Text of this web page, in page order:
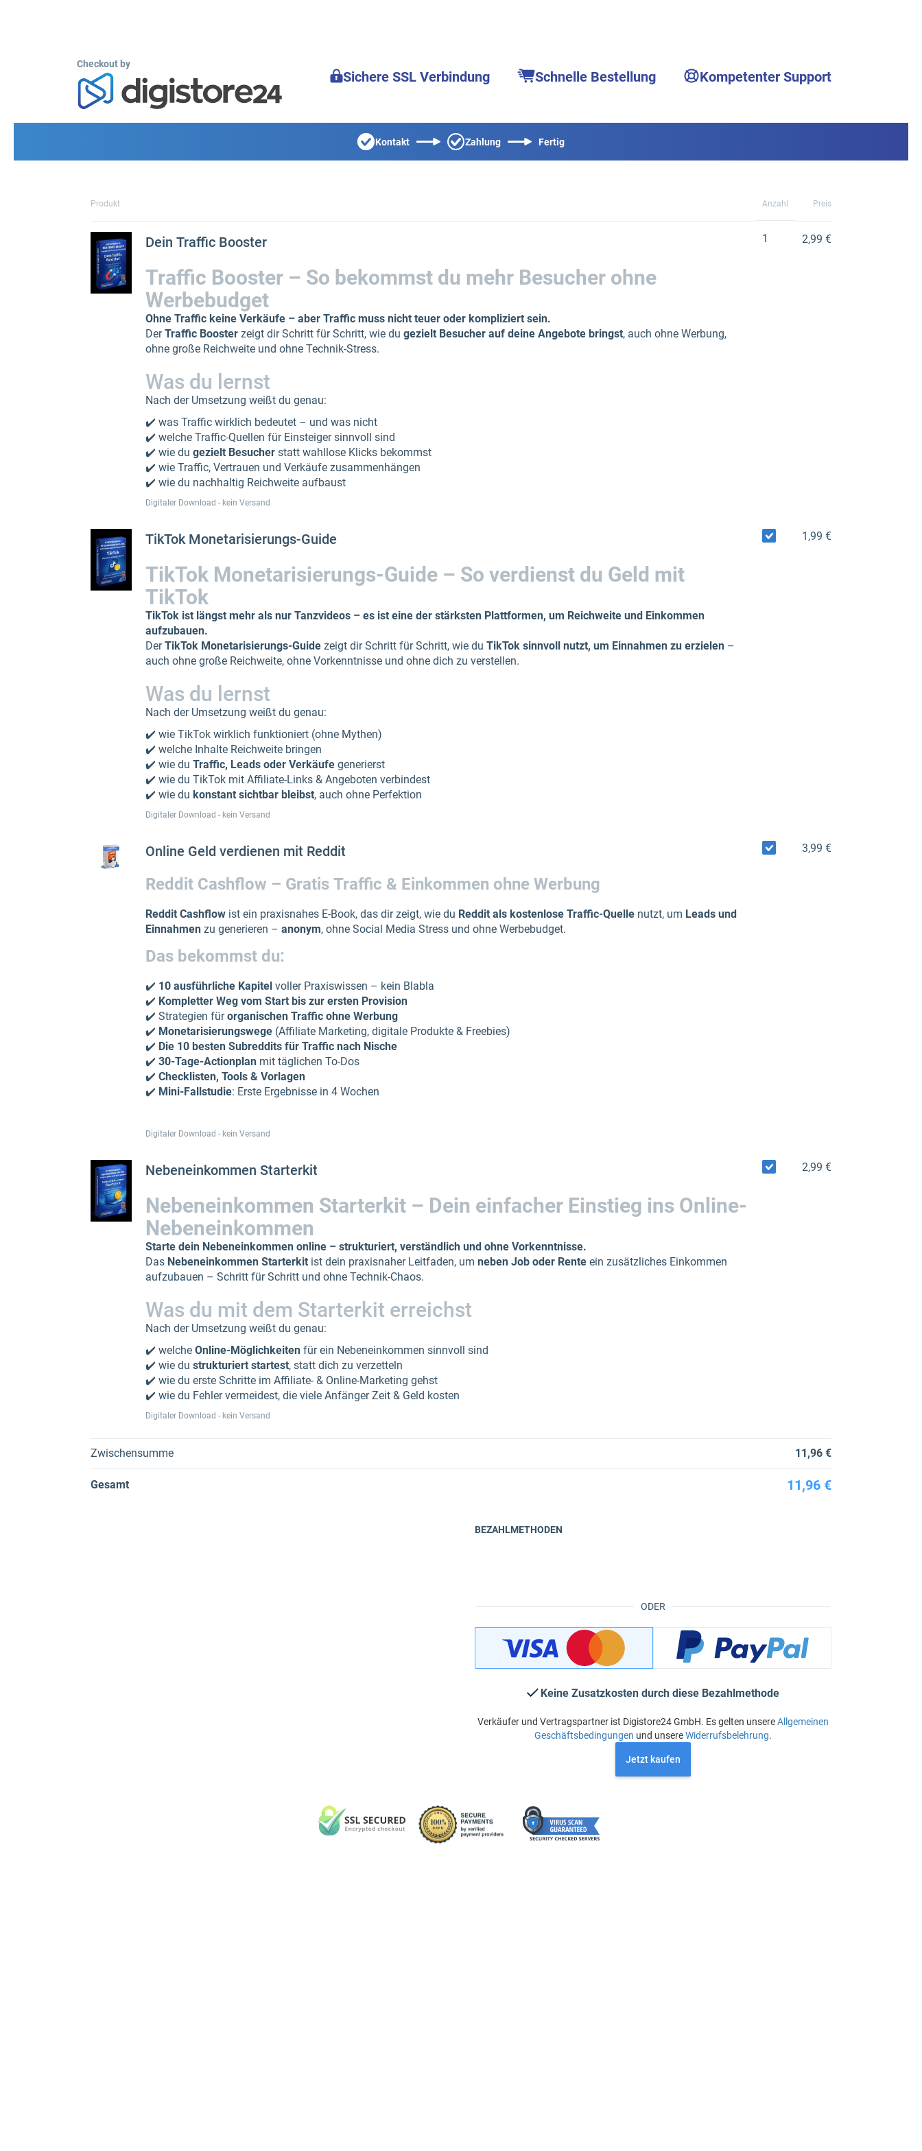
Checkout by
Sichere SSL Verbindung Schnelle Bestellung Kompetenter Support
Kontakt Zahlung Fertig
Produkt Anzahl Preis
Dein Traffic Booster
Traffic Booster – So bekommst du mehr Besucher ohne
Werbebudget
Ohne Traffic keine Verkäufe – aber Traffic muss nicht teuer oder kompliziert sein.
DerTraffic Booster zeigt dir Schritt für Schritt, wie du gezielt Besucher auf deine Angebote bringst, auch ohne Werbung,
ohne große Reichweite und ohne Technik-Stress.
Was du lernst
Nach der Umsetzung weißt du genau:
✔️ was Traffic wirklich bedeutet – und was nicht
✔️ welche Traffic-Quellen für Einsteiger sinnvoll sind
✔️ wie du gezielt Besucher statt wahllose Klicks bekommst
✔️ wie Traffic, Vertrauen und Verkäufe zusammenhängen
✔️ wie du nachhaltig Reichweite aufbaust
Digitaler Download - kein Versand
1 2,99 €
TikTok Monetarisierungs-Guide
TikTok Monetarisierungs-Guide – So verdienst du Geld mit
TikTok
TikTok ist längst mehr als nur Tanzvideos – es ist eine der stärksten Plattformen, um Reichweite und Einkommen
aufzubauen.
DerTikTok Monetarisierungs-Guide zeigt dir Schritt für Schritt, wie du TikTok sinnvoll nutzt, um Einnahmen zu erzielen –
auch ohne große Reichweite, ohne Vorkenntnisse und ohne dich zu verstellen.
Was du lernst
Nach der Umsetzung weißt du genau:
✔️ wie TikTok wirklich funktioniert (ohne Mythen)
✔️ welche Inhalte Reichweite bringen
✔️ wie du Traffic, Leads oder Verkäufe generierst
✔️ wie du TikTok mit Affiliate-Links & Angeboten verbindest
✔️ wie du konstant sichtbar bleibst, auch ohne Perfektion
Digitaler Download - kein Versand
1,99 €
Online Geld verdienen mit Reddit
Reddit Cashflow – Gratis Traffic & Einkommen ohne Werbung
Reddit Cashflow ist ein praxisnahes E-Book, das dir zeigt, wie du Reddit als kostenlose Traffic-Quelle nutzt, um Leads und
Einnahmen zu generieren – anonym, ohne Social Media Stress und ohne Werbebudget.
Das bekommst du:
✔️ 10 ausführliche Kapitel voller Praxiswissen – kein Blabla
✔️ Kompletter Weg vom Start bis zur ersten Provision
✔️ Strategien fürorganischen Traffic ohne Werbung
✔️ Monetarisierungswege (Affiliate Marketing, digitale Produkte & Freebies)
✔️ Die 10 besten Subreddits für Traffic nach Nische
✔️ 30-Tage-Actionplan mit täglichen To-Dos
✔️ Checklisten, Tools & Vorlagen
✔️ Mini-Fallstudie: Erste Ergebnisse in 4 Wochen
Digitaler Download - kein Versand
3,99 €
Nebeneinkommen Starterkit
Nebeneinkommen Starterkit – Dein einfacher Einstieg ins Online-
Nebeneinkommen
Starte dein Nebeneinkommen online – strukturiert, verständlich und ohne Vorkenntnisse.
Das Nebeneinkommen Starterkit ist dein praxisnaher Leitfaden, um neben Job oder Rente ein zusätzliches Einkommen
aufzubauen – Schritt für Schritt und ohne Technik-Chaos.
Was du mit dem Starterkit erreichst
Nach der Umsetzung weißt du genau:
✔️ welche Online-Möglichkeiten für ein Nebeneinkommen sinnvoll sind
✔️ wie du strukturiert startest, statt dich zu verzetteln
✔️ wie du erste Schritte im Affiliate- & Online-Marketing gehst
✔️ wie du Fehler vermeidest, die viele Anfänger Zeit & Geld kosten
Digitaler Download - kein Versand
2,99 €
Zwischensumme 11,96 €
Gesamt 11,96 €
ODER
BEZAHLMETHODEN
Keine Zusatzkosten durch diese Bezahlmethode
Verkäufer und Vertragspartner ist Digistore24 GmbH. Es gelten unsereAllgemeinen
Geschäftsbedingungen und unsereWiderrufsbelehrung.
Jetzt kaufen